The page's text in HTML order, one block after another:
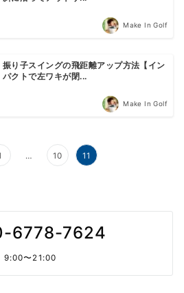
Make In Golf
振り子スイングの飛距離アップ方法【イン
パクトで左ワキが閉...
Make In Golf
… 10 11
6778-7624
9:00〜21:00